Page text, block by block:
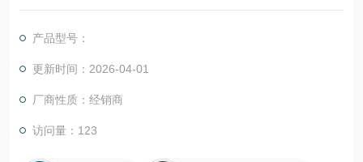
能够在非压力环境下获得宝贵的实践机会。
产品型号：
更新时间：2026-04-01
厂商性质：经销商
访问量：123